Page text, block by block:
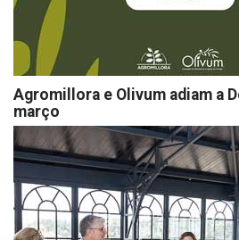
Agromillora e Olivum adiam a
março